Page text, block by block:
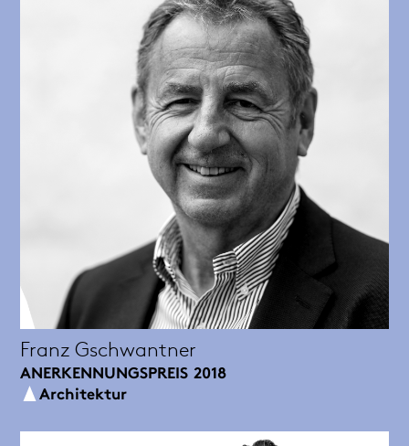
Franz Gschwantner
ANERKENNUNGSPREIS 2018
Architektur